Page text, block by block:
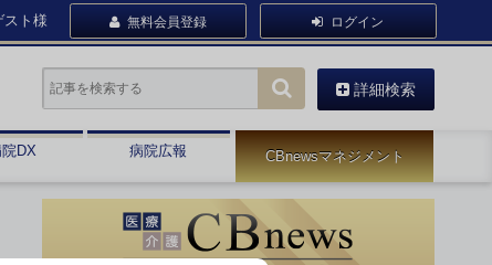
スト様 無料会員登録 ログイン
詳細検索
DX 病院広報 CBnewsマネジメント